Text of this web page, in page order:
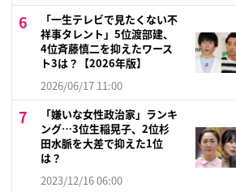
「一生テレビで見たくない不
祥事タレント」5位渡部建、
4位斉藤慎二を抑えたワース
ト3は？【2026年版】
2026/06/17 11:00
「嫌いな女性政治家」ランキ
ング…3位生稲晃子、2位杉
田水脈を大差で抑えた1位
は？
2023/12/16 06:00